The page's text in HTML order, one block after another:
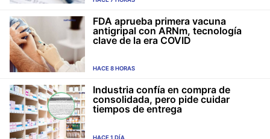
FDA aprueba primera vacuna
antigripal con ARNm, tecnología
clave de la era COVID
HACE 8 HORAS
Industria confía en compra de
consolidada, pero pide cuidar
tiempos de entrega
HACE 1 DÍA